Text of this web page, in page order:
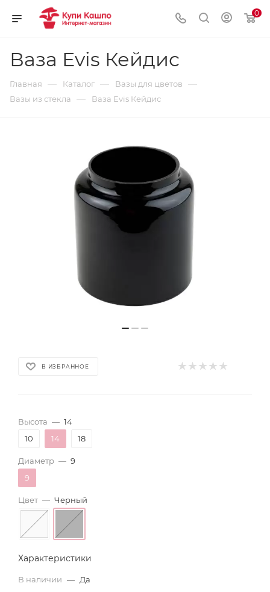
0
Ваза Evis Кейдис
Главная — Каталог — Вазы для цветов —
Вазы из стекла — Ваза Evis Кейдис
В ИЗБРАННОЕ
Высота — 14
10
14 18
Диаметр — 9
9
Цвет — Черный
Характеристики
В наличии — Да